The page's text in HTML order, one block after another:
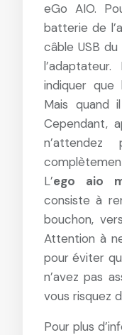
eGo AIO.
batterie de
câble USB
indiquer
Mais quand
Cependant,
L’ego aio
consiste à
bouchon,
Attention à
pour éviter
n’avez pas
vous risquez
Pour plus